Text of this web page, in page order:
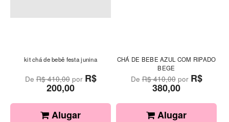
kit chá de bebê festa junina
DeR$ 410,00por R$
200,00
Alugar
CHÁ DE BEBE AZUL COM RIPADO
BEGE
DeR$ 410,00por R$
380,00
Alugar